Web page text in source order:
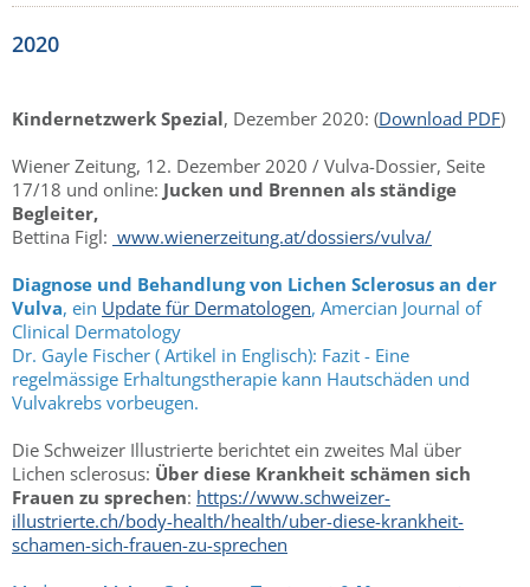
2020
Kindernetzwerk Spezial, Dezember 2020: (Download PDF)
Wiener Zeitung, 12. Dezember 2020 / Vulva-Dossier, Seite
17/18 und online: Jucken und Brennen als ständige
Begleiter,
Bettina Figl: www.wienerzeitung.at/dossiers/vulva/
Diagnose und Behandlung von Lichen Sclerosus an der
Vulva, ein Update für Dermatologen, Amercian Journal of
Clinical Dermatology
Dr. Gayle Fischer ( Artikel in Englisch): Fazit - Eine
regelmässige Erhaltungstherapie kann Hautschäden und
Vulvakrebs vorbeugen.
Die Schweizer Illustrierte berichtet ein zweites Mal über
Lichen sclerosus: Über diese Krankheit schämen sich
Frauen zu sprechen: https://www.schweizer-
illustrierte.ch/body-health/health/uber-diese-krankheit-
schamen-sich-frauen-zu-sprechen